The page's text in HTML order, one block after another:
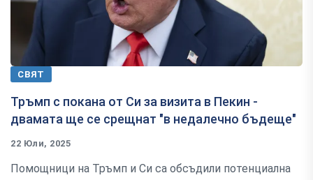
СВЯТ
Тръмп с покана от Си за визита в Пекин -
двамата ще се срещнат "в недалечно бъдеще"
22 Юли, 2025
Помощници на Тръмп и Си са обсъдили потенциална